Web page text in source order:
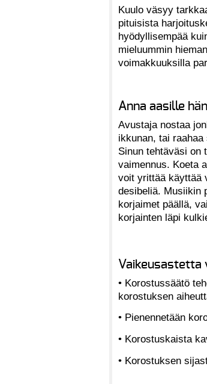
Kuulo väsyy
pituisista
hyödyllisempää
mieluummin
voimakkuuksilla
Anna aasille
Avustaja nostaa
ikkunan, tai
Sinun tehtäväsi on
vaimennus. Koeta
voit yrittää käyttää
desibeliä. Musiikin
korjaimet päällä,
korjainten läpi
Vaikeusastetta
• Korostussäätö
korostuksen
• Pienennetään
• Korostuskaista
• Korostuksen